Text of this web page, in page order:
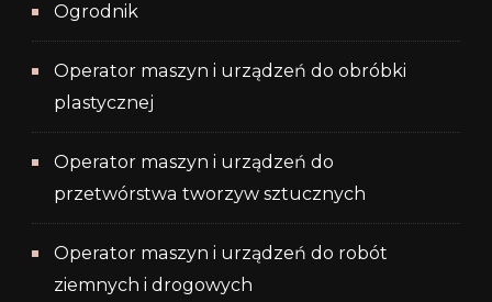
Ogrodnik
Operator maszyn i urządzeń do obróbki
plastycznej
Operator maszyn i urządzeń do
przetwórstwa tworzyw sztucznych
Operator maszyn i urządzeń do robót
ziemnych i drogowych